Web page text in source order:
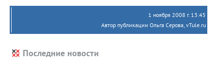
1 ноября 2008 г. 13:45
Автор публикации Ольга Серова, vTule.ru
Последние новости